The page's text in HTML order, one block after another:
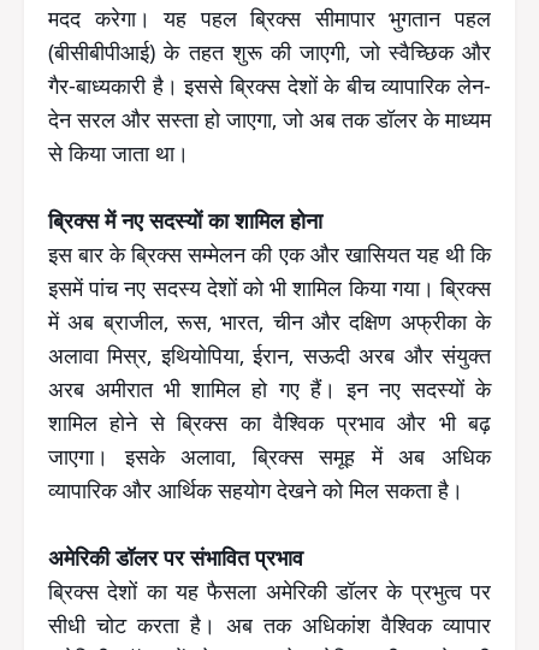
मदद करेगा। यह पहल ब्रिक्स सीमापार भुगतान पहल
(बीसीबीपीआई) के तहत शुरू की जाएगी, जो स्वैच्छिक और
गैर-बाध्यकारी है। इससे ब्रिक्स देशों के बीच व्यापारिक लेन-
देन सरल और सस्ता हो जाएगा, जो अब तक डॉलर के माध्यम
से किया जाता था।
ब्रिक्स में नए सदस्यों का शामिल होना
इस बार के ब्रिक्स सम्मेलन की एक और खासियत यह थी कि
इसमें पांच नए सदस्य देशों को भी शामिल किया गया। ब्रिक्स
में अब ब्राजील, रूस, भारत, चीन और दक्षिण अफ्रीका के
अलावा मिस्र, इथियोपिया, ईरान, सऊदी अरब और संयुक्त
अरब अमीरात भी शामिल हो गए हैं। इन नए सदस्यों के
शामिल होने से ब्रिक्स का वैश्विक प्रभाव और भी बढ़
जाएगा। इसके अलावा, ब्रिक्स समूह में अब अधिक
व्यापारिक और आर्थिक सहयोग देखने को मिल सकता है।
अमेरिकी डॉलर पर संभावित प्रभाव
ब्रिक्स देशों का यह फैसला अमेरिकी डॉलर के प्रभुत्व पर
सीधी चोट करता है। अब तक अधिकांश वैश्विक व्यापार